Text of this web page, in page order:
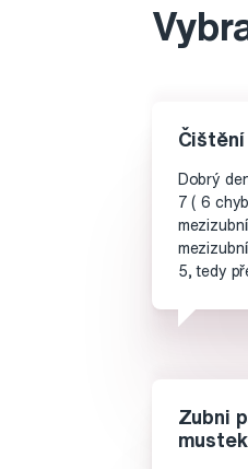
Čištění
Dobrý
7 ( 6
5, tedy
Zubni
mustek